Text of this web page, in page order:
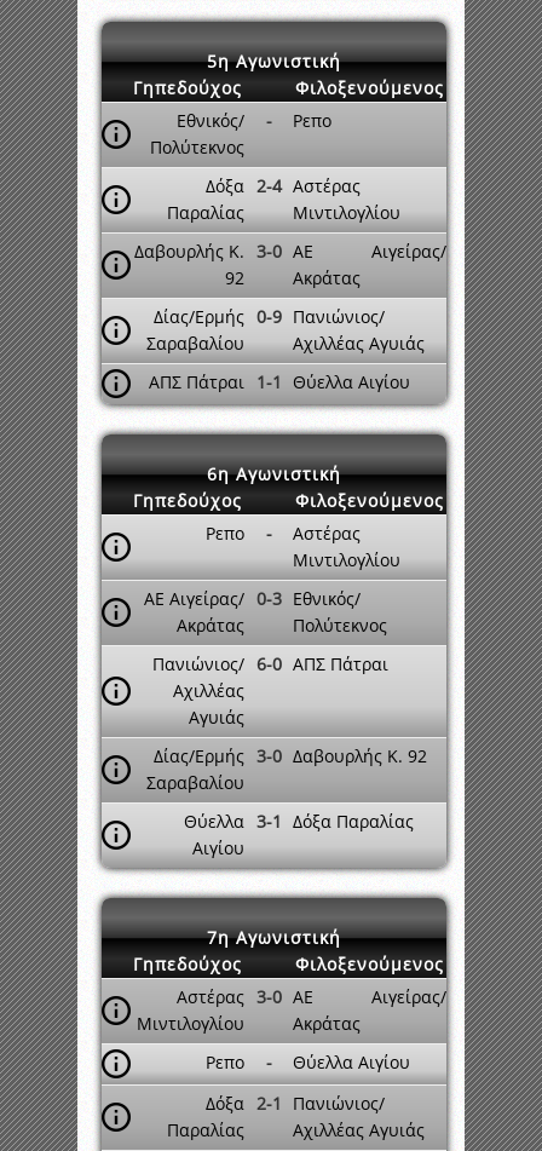
5η Αγωνιστική
Γηπεδούχος
Φιλοξενούμενος
Εθνικός/
Πολύτεκνος
- Ρεπο
Δόξα
Παραλίας
2-4 Αστέρας
Μιντιλογλίου
Δαβουρλής Κ.
92
3-0 ΑΕ Αιγείρας/
Ακράτας
Δίας/Ερμής
Σαραβαλίου
0-9 Πανιώνιος/
Αχιλλέας Αγυιάς
ΑΠΣ Πάτραι 1-1 Θύελλα Αιγίου
6η Αγωνιστική
Γηπεδούχος
Φιλοξενούμενος
Ρεπο
-
Αστέρας
Μιντιλογλίου
ΑΕ Αιγείρας/
Ακράτας
0-3 Εθνικός/
Πολύτεκνος
Πανιώνιος/
Αχιλλέας
Αγυιάς
6-0 ΑΠΣ Πάτραι
Δίας/Ερμής
Σαραβαλίου
3-0 Δαβουρλής Κ. 92
Θύελλα
Αιγίου
3-1 Δόξα Παραλίας
7η Αγωνιστική
Γηπεδούχος
Φιλοξενούμενος
Αστέρας
Μιντιλογλίου
3-0 ΑΕ Αιγείρας/
Ακράτας
Ρεπο
-
Θύελλα Αιγίου
Δόξα
Παραλίας
2-1
Πανιώνιος/
Αχιλλέας Αγυιάς